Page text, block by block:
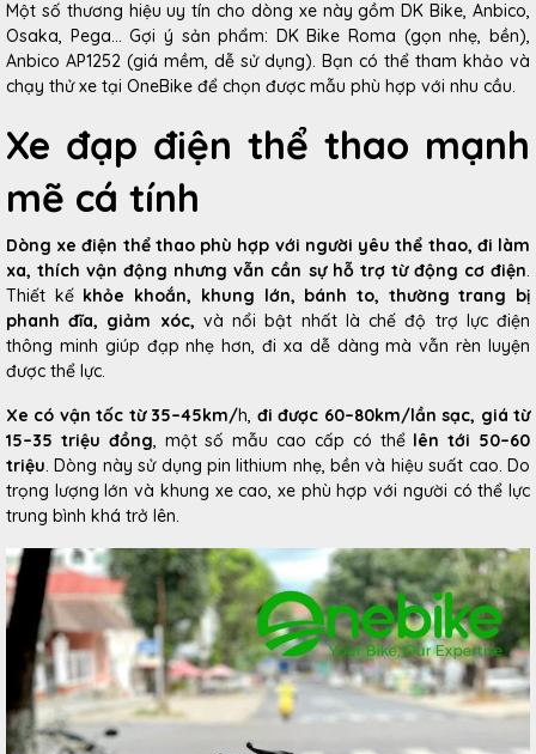
Một số thương hiệu uy tín cho dòng xe này gồm DK Bike, Anbico,
Osaka, Pega... Gợi ý sản phẩm: DK Bike Roma (gọn nhẹ, bền),
Anbico AP1252 (giá mềm, dễ sử dụng). Bạn có thể tham khảo và
chạy thử xe tại OneBike để chọn được mẫu phù hợp với nhu cầu.
Xe đạp điện thể thao mạnh
mẽ cá tính
Dòng xe điện thể thao phù hợp với người yêu thể thao, đi làm
xa, thích vận động nhưng vẫn cần sự hỗ trợ từ động cơ điện.
Thiết kế khỏe khoắn, khung lớn, bánh to, thường trang bị
phanh đĩa, giảm xóc, và nổi bật nhất là chế độ trợ lực điện
thông minh giúp đạp nhẹ hơn, đi xa dễ dàng mà vẫn rèn luyện
được thể lực.
Xe có vận tốc từ 35–45km/h, đi được 60–80km/lần sạc, giá từ
15–35 triệu đồng, một số mẫu cao cấp có thể lên tới 50–60
triệu. Dòng này sử dụng pin lithium nhẹ, bền và hiệu suất cao. Do
trọng lượng lớn và khung xe cao, xe phù hợp với người có thể lực
trung bình khá trở lên.